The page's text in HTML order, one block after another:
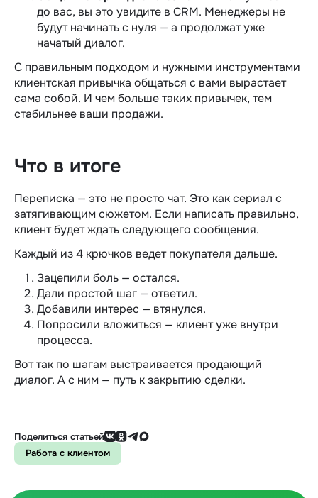
до вас, вы это увидите в CRM. Менеджеры не
будут начинать с нуля — а продолжат уже
начатый диалог.
С правильным подходом и нужными инструментами
клиентская привычка общаться с вами вырастает
сама собой. И чем больше таких привычек, тем
стабильнее ваши продажи.
Что в итоге
Переписка — это не просто чат. Это как сериал с
затягивающим сюжетом. Если написать правильно,
клиент будет ждать следующего сообщения.
Каждый из 4 крючков ведет покупателя дальше.
Зацепили боль — остался.
Дали простой шаг — ответил.
Добавили интерес — втянулся.
Попросили вложиться — клиент уже внутри
процесса.
Вот так по шагам выстраивается продающий
диалог. А с ним — путь к закрытию сделки.
Поделиться статьей
Работа с клиентом